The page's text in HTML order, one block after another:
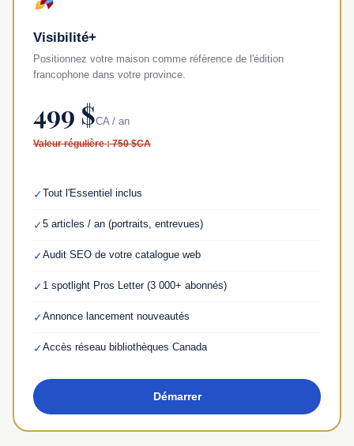
Visibilité+
Positionnez votre maison comme référence de l'édition
francophone dans votre province.
499 $CA / an
Valeur régulière : 750 $CA
✓Tout l'Essentiel inclus
✓5 articles / an (portraits, entrevues)
✓Audit SEO de votre catalogue web
✓ 1 spotlight Pros Letter (3 000+ abonnés)
✓Annonce lancement nouveautés
✓Accès réseau bibliothèques Canada
Démarrer